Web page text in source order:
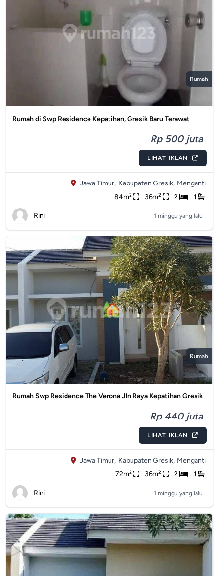
Rumah
Rumah di Swp Residence Kepatihan, Gresik Baru Terawat
Rp 500 juta
LIHAT IKLAN
Jawa Timur, Kabupaten Gresik, Menganti
84m2 36m2 2 1
Rini 1 minggu yang lalu
Rumah
Rumah Swp Residence The Verona Jln Raya Kepatihan Gresik
Rp 440 juta
LIHAT IKLAN
Jawa Timur, Kabupaten Gresik, Menganti
72m2 36m2 2 1
Rini 1 minggu yang lalu